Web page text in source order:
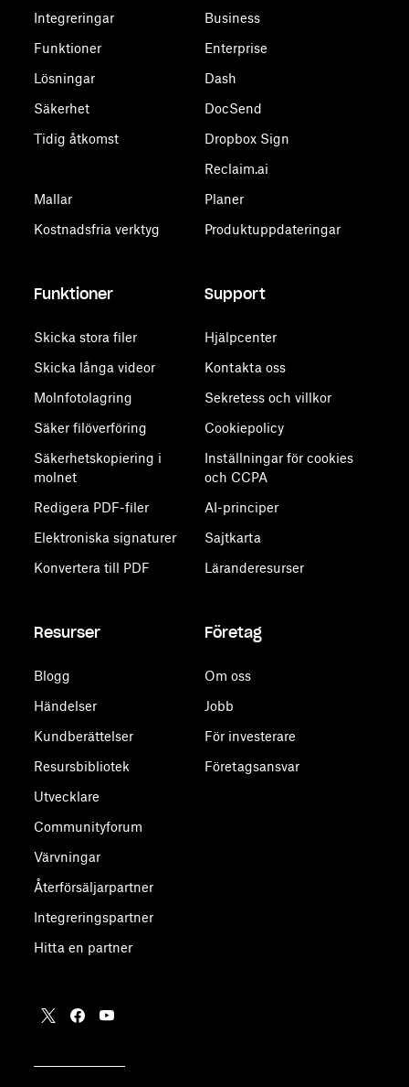
Integreringar
Funktioner
Lösningar
Säkerhet
Tidig åtkomst
Mallar
Kostnadsfria verktyg
Business
Enterprise
Dash
DocSend
Dropbox Sign
Reclaim.ai
Planer
Produktuppdateringar
Funktioner
Skicka stora filer
Skicka långa videor
Molnfotolagring
Säker filöverföring
Säkerhetskopiering i
molnet
Redigera PDF-filer
Elektroniska signaturer
Konvertera till PDF
Support
Hjälpcenter
Kontakta oss
Sekretess och villkor
Cookiepolicy
Inställningar för cookies
och CCPA
AI-principer
Sajtkarta
Läranderesurser
Resurser
Blogg
Händelser
Kundberättelser
Resursbibliotek
Utvecklare
Communityforum
Värvningar
Återförsäljarpartner
Integreringspartner
Hitta en partner
Företag
Om oss
Jobb
För investerare
Företagsansvar